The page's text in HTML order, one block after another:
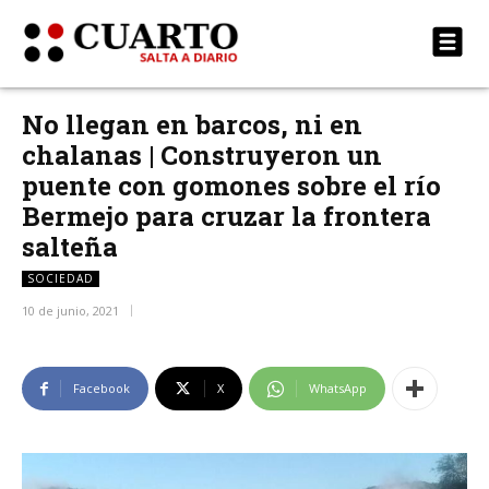
No llegan en barcos, ni en
chalanas | Construyeron un
puente con gomones sobre el río
Bermejo para cruzar la frontera
salteña
SOCIEDAD
10 de junio, 2021
Facebook X WhatsApp